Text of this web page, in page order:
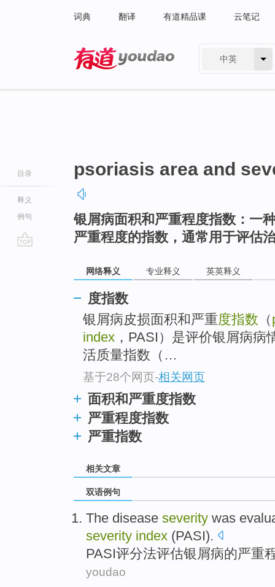
词典 翻译 有道精品课 云笔记
中英
目录
释义
例句
psoriasis area and
银屑病面积和严重程度指数：一
严重程度的指数，通常用于评估
网络释义 专业释义 英英释义
度指数
银屑病皮损面积和严重度指数 （
index ，PASI）是评价银屑病
活质量指数（…
基于28个网页-相关网页
面积和严重度指数
严重程度指数
严重指数
相关文章
双语例句
The disease severity was
severity index (PASI).
PASI评分法评估银屑病的严重
youdao